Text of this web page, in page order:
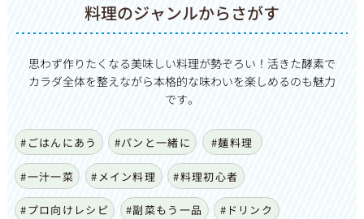
料理のジャンルからさがす
思わず作りたくなる美味しい料理が勢ぞろい！活きた酵素で
カ ラダ全体を整えながら本格的な味わいを楽しめるのも魅力
です。
#ごはんにあう #パンと一緒に #麺料理
#一汁一菜 #メイン料理 #料理初心者
#プロ向けレシピ #副菜もう一品 #ドリンク